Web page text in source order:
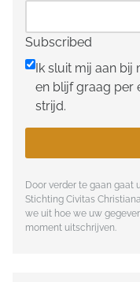
Subscribed
Ik sluit mij aan
en blijf graag per
strijd.
Door verder te gaan gaat
Stichting Civitas
we uit hoe we uw
moment uitschrijven.